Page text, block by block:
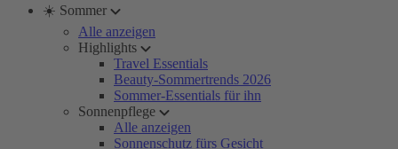
☀️ Sommer
Alle anzeigen
Highlights
Travel Essentials
Beauty-Sommertrends 2026
Sommer-Essentials für ihn
Sonnenpflege
Alle anzeigen
Sonnenschutz fürs Gesicht